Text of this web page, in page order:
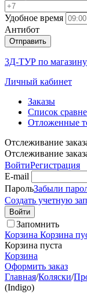
Удобное время
Антибот
Отправить
3Д-ТУР по магазину
Личный кабинет
Заказы
Список
Отложенные
Отслеживание
Отслеживание
ВойтиРегистрация
E-mail
ПарольЗабыли
Создать учетную
Войти
Запомнить
Корзина Корзина
Корзина пуста
Корзина
Оформить заказ
Главная/Коляски/
(Indigo)